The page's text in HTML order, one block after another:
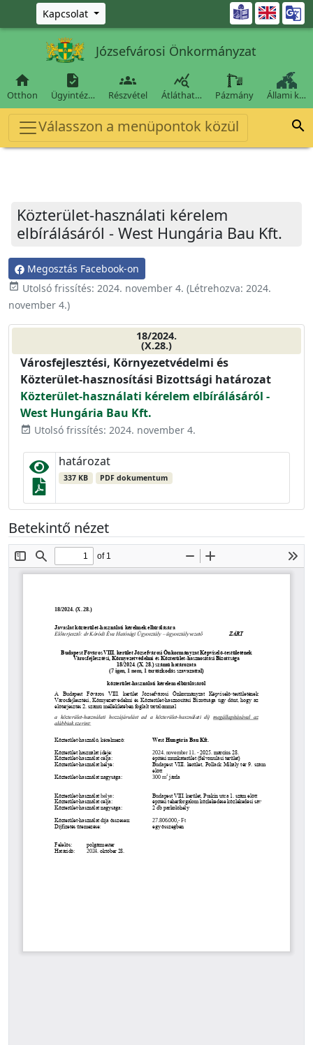
Ugrás a fő tartalomra
Kapcsolat 
Józsefvárosi Önkormányzat

Otthon

Ügyintéz…

Részvétel

Átláthat… Pázmány Állami k…
Válasszon a menüpontok közül 
Közterület-használati kérelem
elbírálásáról - West Hungária Bau Kft.
Megosztás Facebook-on
event_available Utolsó frissítés: 2024. november 4. (Létrehozva: 2024.
november 4.)
18/2024.
(X.28.)
Városfejlesztési, Környezetvédelmi és
Közterület-hasznosítási Bizottsági határozat
Közterület-használati kérelem elbírálásáról -
West Hungária Bau Kft.
event_available Utolsó frissítés: 2024. november 4.
határozat
337 KB PDF dokumentum
Betekintő nézet